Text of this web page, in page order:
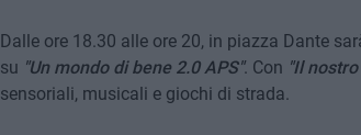
Dalle ore 18.30 alle ore 20, in piazza Dante
su "Un mondo di bene 2.0 APS". Con "Il
sensoriali, musicali e giochi di strada.